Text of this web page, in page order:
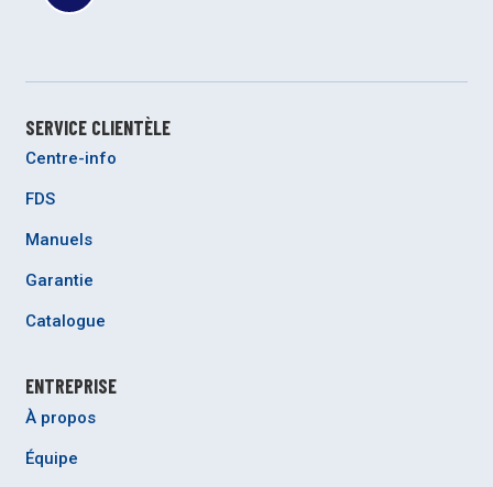
SERVICE CLIENTÈLE
Centre-info
FDS
Manuels
Garantie
Catalogue
ENTREPRISE
À propos
Équipe